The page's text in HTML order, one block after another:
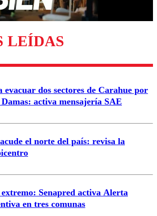
Enviar comentario
LEÍDAS
evacuar dos sectores de Carahue por
activa mensajería SAE
el norte del país: revisa la
Senapred activa Alerta
en tres comunas